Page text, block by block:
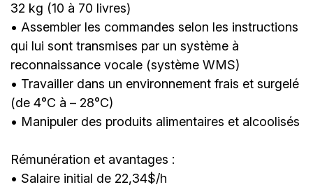
32 kg (10 à 70 livres)
• Assembler les commandes selon les instructions
qui lui sont transmises par un système à
reconnaissance vocale (système WMS)
• Travailler dans un environnement frais et surgelé
(de 4°C à – 28°C)
• Manipuler des produits alimentaires et alcoolisés
Rémunération et avantages :
• Salaire initial de 22,34$/h